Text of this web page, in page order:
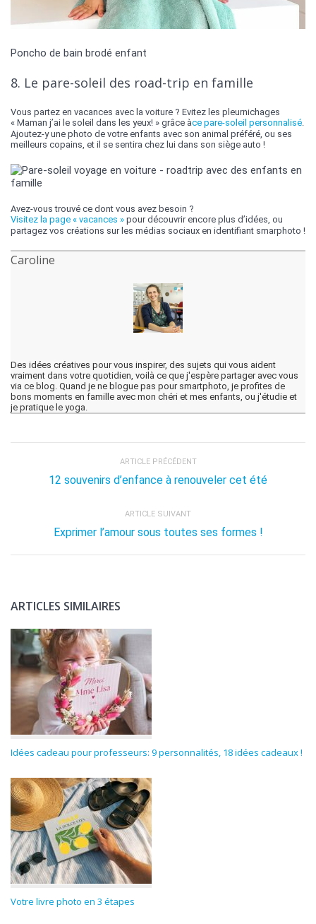
Poncho de bain brodé enfant
8. Le pare-soleil des road-trip en famille
Vous partez en vacances avec la voiture ? Evitez les pleurnichages
« Maman j’ai le soleil dans les yeux! » grâce àce pare-soleil personnalisé
Ajoutez-y une photo de votre enfants avec son animal préféré, ou ses
meilleurs copains, et il se sentira chez lui dans son siège auto !
Avez-vous trouvé ce dont vous avez besoin ?
Visitez la page « vacances » pour découvrir encore plus d’idées, ou
partagez vos créations sur les médias sociaux en identifiant smarphoto !
Caroline
Des idées créatives pour vous inspirer, des sujets qui vous aident
vraiment dans votre quotidien, voilà ce que j'espère partager avec vous
via ce blog. Quand je ne blogue pas pour smartphoto, je profites de
bons moments en famille avec mon chéri et mes enfants, ou j'étudie et
je pratique le yoga.
ARTICLE PRÉCÉDENT
12 souvenirs d’enfance à renouveler cet été
ARTICLE SUIVANT
Exprimer l’amour sous toutes ses formes !
ARTICLES SIMILAIRES
Idées cadeau pour professeurs: 9 personnalités, 18 idées cadeaux !
Votre livre photo en 3 étapes